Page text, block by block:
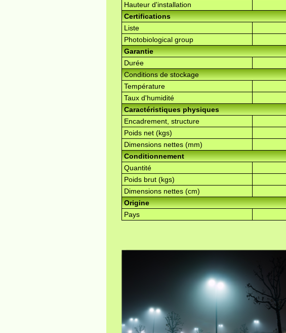
Hauteur d'installation
Certifications
Liste
Photobiological group
Garantie
Durée
Conditions de stockage
Température
Taux d'humidité
Caractéristiques physiques
Encadrement, structure
Poids net (kgs)
Dimensions nettes (mm)
Conditionnement
Quantité
Poids brut (kgs)
Dimensions nettes (cm)
Origine
Pays